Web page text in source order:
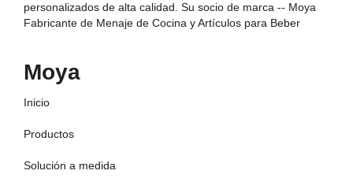
personalizados de alta calidad. Su socio de marca -- Moya
Fabricante de Menaje de Cocina y Artículos para Beber
Moya
Inicio
Productos
Solución a medida